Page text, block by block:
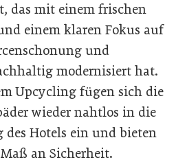
das mit einem frischen
einem klaren Fokus auf
und
modernisiert hat.
Upcycling fügen sich die
wieder nahtlos in die
des Hotels ein und bieten
an Sicherheit.